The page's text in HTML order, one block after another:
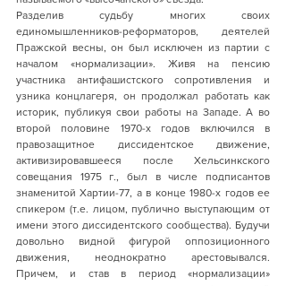
Разделив судьбу многих своих
единомышленников-реформаторов, деятелей
Пражской весны, он был исключен из партии с
началом «нормализации». Живя на пенсию
участника антифашистского сопротивления и
узника концлагеря, он продолжал работать как
историк, публикуя свои работы на Западе. А во
второй половине 1970-х годов включился в
правозащитное диссидентское движение,
активизировавшееся после Хельсинкского
совещания 1975 г., был в числе подписантов
знаменитой Хартии-77, а в конце 1980-х годов ее
спикером (т.е. лицом, публично выступающим от
имени этого диссидентского сообщества). Будучи
довольно видной фигурой оппозиционного
движения, неоднократно арестовывался.
Причем, и став в период «нормализации»